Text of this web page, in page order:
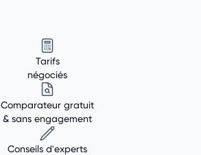
Tarifs
négociés
Comparateur gratuit
& sans engagement
Conseils d'experts